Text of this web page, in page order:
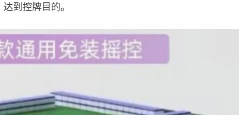
到控牌目的。